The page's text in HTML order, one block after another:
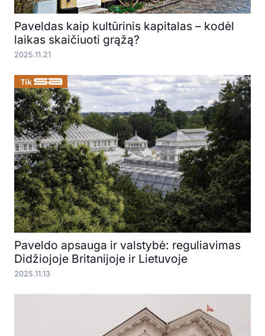
Paveldas kaip kultūrinis kapitalas – kodėl
laikas skaičiuoti grąžą?
2025.11.21
Paveldo apsauga ir valstybė: reguliavimas
Didžiojoje Britanijoje ir Lietuvoje
2025.11.13